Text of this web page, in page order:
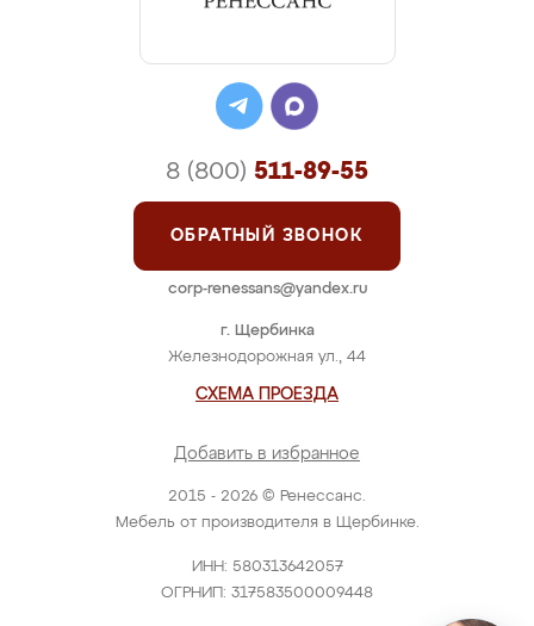
2015 - 2026 © Ренессанс.
Мебель от производителя в Щербинке.
ИНН: 580313642057
ОГРНИП: 317583500009448
г. Щербинка
Железнодорожная ул., 44
СХЕМА ПРОЕЗДА
Добавить в избранное
8 (800) 511-89-55
ОБРАТНЫЙ ЗВОНОК
corp-renessans@yandex.ru